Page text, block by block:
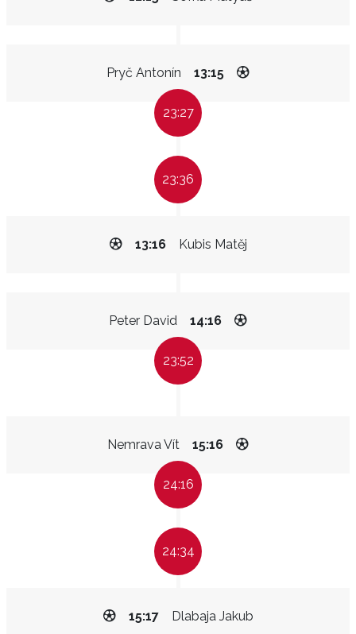
Pryč Antonín 13:15
23:27
23:36
Kubis Matěj
13:16
Peter David 14:16
23:52
Nemrava Vít 15:16
24:16
24:34
Dlabaja Jakub
15:17